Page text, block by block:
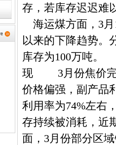
存，若库存迟迟
海运煤方面，3月
以来的下降趋势。
库存为100万吨
现 3月份焦价完
价格偏强，副产品
利用率为74%左右
存持续被消耗，
面，3月份部分区